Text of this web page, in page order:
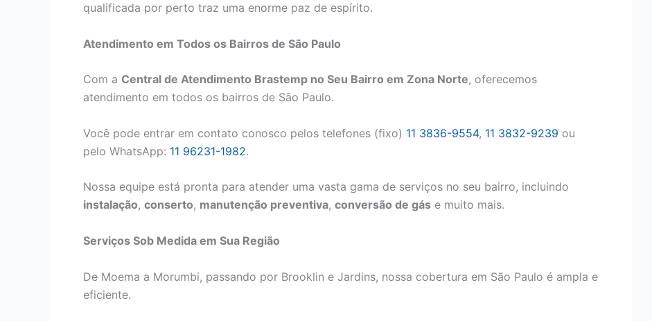
qualificada por perto traz uma enorme paz de espírito.
Atendimento em Todos os Bairros de São Paulo
Com a Central de Atendimento Brastemp no Seu Bairro em Zona Norte, oferecemos
atendimento em todos os bairros de São Paulo.
Você pode entrar em contato conosco pelos telefones (fixo) 11 3836-9554, 11 3832-9239 ou
pelo WhatsApp: 11 96231-1982.
Nossa equipe está pronta para atender uma vasta gama de serviços no seu bairro, incluindo
instalação, conserto, manutenção preventiva, conversão de gás e muito mais.
Serviços Sob Medida em Sua Região
De Moema a Morumbi, passando por Brooklin e Jardins, nossa cobertura em São Paulo é ampla e
eficiente.